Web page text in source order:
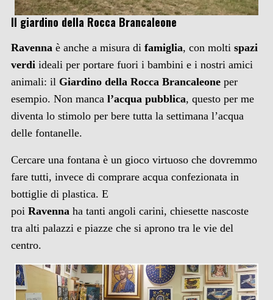
Il giardino della Rocca Brancaleone
Ravenna è anche a misura di famiglia, con molti spazi
verdiideali per portare fuori i bambini e i nostri amici
animali: il Giardino della Rocca Brancaleoneper
esempio. Non manca l’acqua pubblica, questo per me
diventa lo stimolo per bere tutta la settimana l’acqua
delle fontanelle.
Cercare una fontana è un gioco virtuoso che dovremmo
fare tutti, invece di comprare acqua confezionata in
bottiglie di plastica. E
poi Ravennaha tanti angoli carini, chiesette nascoste
tra alti palazzi e piazze che si aprono tra le vie del
centro.